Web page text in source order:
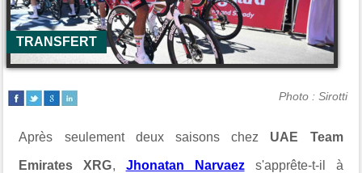
TRANSFERT
Photo : Sirotti
Après seulement deux saisons chez UAE Team
Emirates XRG, Jhonatan Narvaez s'apprête-t-il à